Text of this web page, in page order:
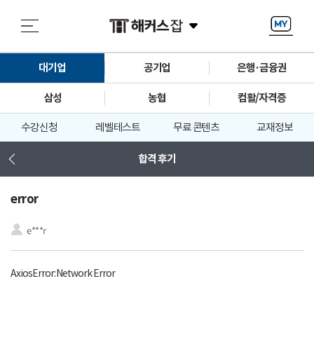
대기업 공기업 은행·금융권
삼성 농협 컴활/자격증
수강신청 레벨테스트 무료 콘텐츠 교재정보
합격 후기
error
e***r
AxiosError: Network Error